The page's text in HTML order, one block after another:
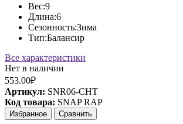
Вес:9
Длина:6
Сезонность:Зима
Тип:Балансир
Все характеристики
Нет в наличии
553.00₽
Артикул: SNR06-CHT
Код товара: SNAP RAP
Избранное Сравнить